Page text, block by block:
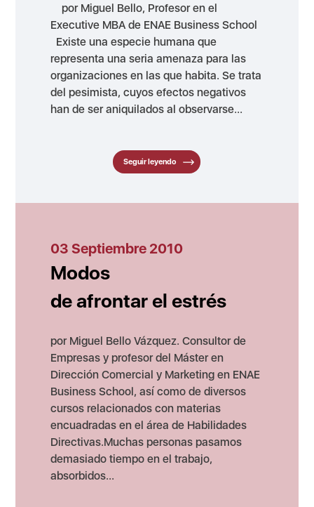
por Miguel Bello, Profesor en el
Executive MBA de ENAE Business School
Existe una especie humana que
representa una seria amenaza para las
organizaciones en las que habita. Se trata
del pesimista, cuyos efectos negativos
han de ser aniquilados al observarse...
Seguir leyendo
03 Septiembre 2010
Modos
de afrontar el estrés
por Miguel Bello Vázquez. Consultor de
Empresas y profesor del Máster en
Dirección Comercial y Marketing en ENAE
Business School, así como de diversos
cursos relacionados con materias
encuadradas en el área de Habilidades
Directivas.Muchas personas pasamos
demasiado tiempo en el trabajo,
absorbidos...